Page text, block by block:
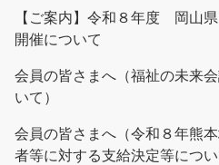
【ご案内】令和８年度 岡山
開催について
会員の皆さまへ（福祉の未来
いて）
会員の皆さまへ（令和８年熊
者等に対する支給決定等につ